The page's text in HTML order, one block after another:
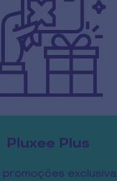
Pluxee Plus